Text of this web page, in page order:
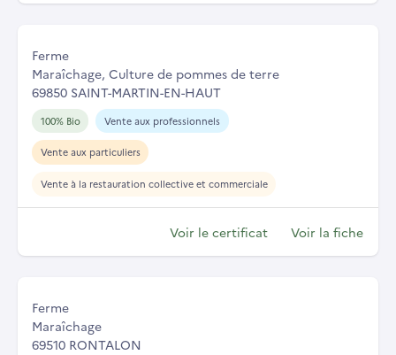
Ferme
Maraîchage, Culture de pommes de terre
69850 SAINT-MARTIN-EN-HAUT
100% Bio Vente aux professionnels
Vente aux particuliers
Vente à la restauration collective et commerciale
Voir le certificat Voir la fiche
Ferme
Maraîchage
69510 RONTALON